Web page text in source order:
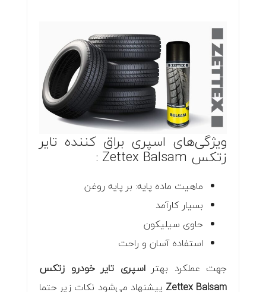
ویژگی‌های اسپری براق کننده تایر
زتکس Zettex Balsam :
ماهیت ماده پایه: بر پایه روغن
بسیار کارآمد
حاوی سیلیکون
استفاده آسان و راحت
جهت عملکرد بهتراسپری تایر خودرو زتکس
Zettex Balsam پیشنهاد می‌شود نکات زیر حتما